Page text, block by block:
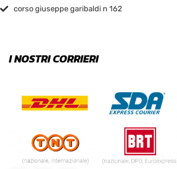
corso giuseppe garibaldi n 162
I NOSTRI CORRIERI